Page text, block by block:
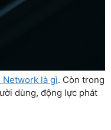
Network là gì. Còn trong
dùng, động lực phát